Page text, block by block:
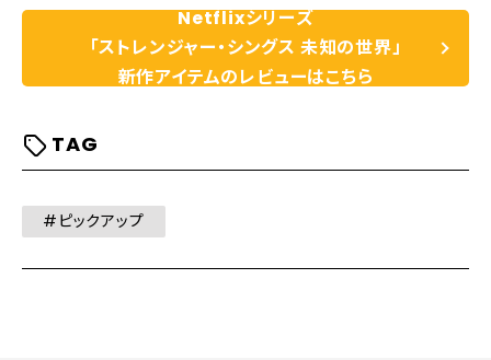
Netflixシリーズ
「ストレンジャー・シングス 未知の世界」
新作アイテムのレビューはこちら
TAG
#ピックアップ